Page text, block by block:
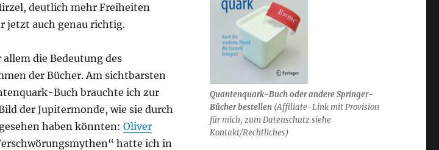
deutlich mehr Freiheiten
jetzt auch genau richtig.
die Bedeutung des
der Bücher. Am sichtbarsten
Buch brauchte ich zur
der Jupitermonde, wie sie durch
haben könnten: Oliver
hatte ich in
Quantenquark-Buch oder andere Springer-
Bücher bestellen(Affiliate-Link mit Provision
für mich, zum Datenschutz siehe
Kontakt/Rechtliches)